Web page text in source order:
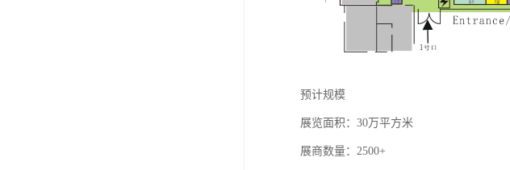
预计规模
展览面积：30万平方米
展商数量：2500+